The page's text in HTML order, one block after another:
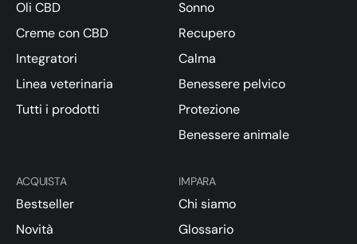
Oli CBD
Creme con CBD
Integratori
Linea veterinaria
Tutti i prodotti
Sonno
Recupero
Calma
Benessere pelvico
Protezione
Benessere animale
ACQUISTA
Bestseller
Novità
IMPARA
Chi siamo
Glossario